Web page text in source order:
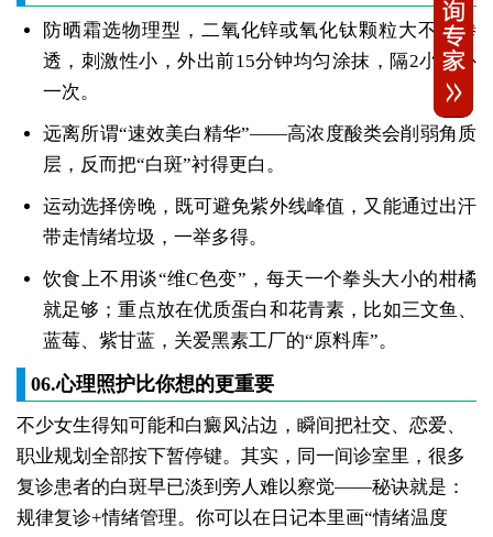
防晒霜选物理型，二氧化锌或氧化钛颗粒大不易渗
透，刺激性小，外出前15分钟均匀涂抹，隔2小时补
一次。
远离所谓“速效美白精华”——高浓度酸类会削弱角质
层，反而把“白斑”衬得更白。
运动选择傍晚，既可避免紫外线峰值，又能通过出汗
带走情绪垃圾，一举多得。
饮食上不用谈“维C色变”，每天一个拳头大小的柑橘
就足够；重点放在优质蛋白和花青素，比如三文鱼、
蓝莓、紫甘蓝，关爱黑素工厂的“原料库”。
06.心理照护比你想的更重要
不少女生得知可能和白癜风沾边，瞬间把社交、恋爱、
职业规划全部按下暂停键。其实，同一间诊室里，很多
复诊患者的白斑早已淡到旁人难以察觉——秘诀就是：
规律复诊+情绪管理。你可以在日记本里画“情绪温度